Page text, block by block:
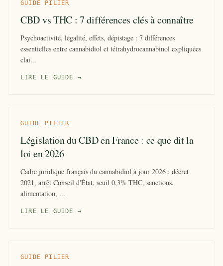
GUIDE PILIER
CBD vs THC : 7 différences clés à connaître
Psychoactivité, légalité, effets, dépistage : 7 différences
essentielles entre cannabidiol et tétrahydrocannabinol expliquées
clai...
LIRE LE GUIDE →
GUIDE PILIER
Législation du CBD en France : ce que dit la
loi en 2026
Cadre juridique français du cannabidiol à jour 2026 : décret
2021, arrêt Conseil d'État, seuil 0,3% THC, sanctions,
alimentation, ...
LIRE LE GUIDE →
GUIDE PILIER